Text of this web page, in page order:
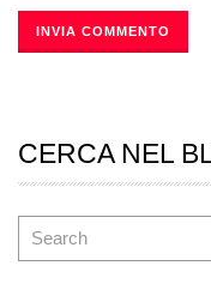
CERCA NEL